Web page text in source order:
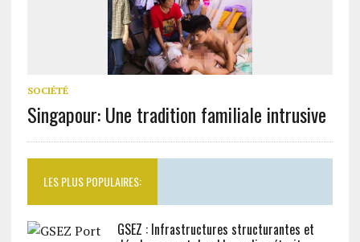
SOCIÉTÉ
Singapour: Une tradition familiale intrusive
LES PLUS POPULAIRES:
GSEZ : Infrastructures structurantes et